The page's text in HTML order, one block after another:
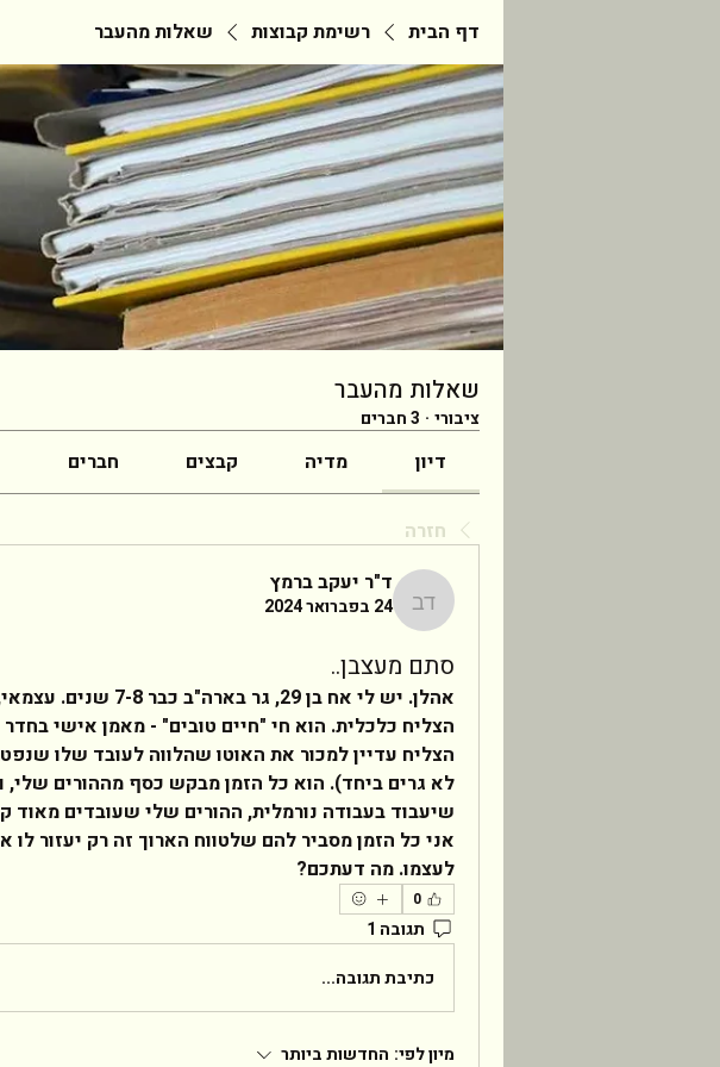
דף הבית רשימת קבוצות שאלות מהעבר
שאלות מהעבר
ציבורי · 3 חברים
דיון מדיה קבצים חברים
חזרה
ד"ר יעקב ברמץ
ד"ר יעקב ברמץ
24 בפברואר 2024
סתם מעצבן..
לעצמו. מה דעתכם?
0
תגובה 1
כתיבת תגובה...
מיון לפי: החדשות ביותר